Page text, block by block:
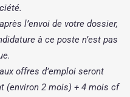
l’envoi de votre dossier,
à ce poste n’est pas
offres d’emploi seront
(environ 2 mois) + 4 mois cf